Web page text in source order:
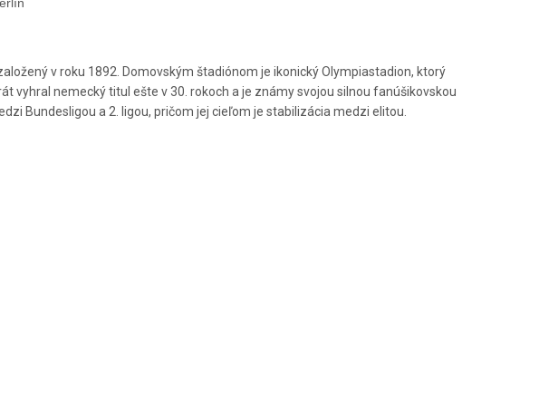
F1 Japonsko | vstupenky
v roku 1892. Domovským štadiónom je ikonický Olympiastadion, ktorý
vyhral nemecký titul ešte v 30. rokoch a je známy svojou silnou fanúšikovskou
Bundesligou a 2. ligou, pričom jej cieľom je stabilizácia medzi elitou.